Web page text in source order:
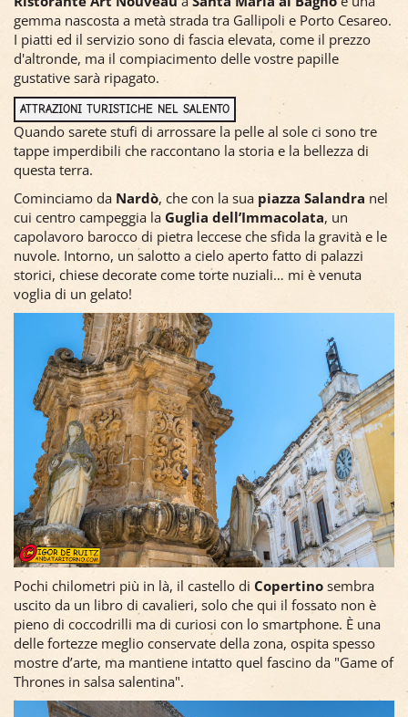
gemma nascosta a metà strada tra Gallipoli e Porto Cesareo.
I piatti ed il servizio sono di fascia elevata, come il prezzo
d'altronde, ma il compiacimento delle vostre papille
gustative sarà ripagato.
ATTRAZIONI TURISTICHE NEL SALENTO
Quando sarete stufi di arrossare la pelle al sole ci sono tre
tappe imperdibili che raccontano la storia e la bellezza di
questa terra.
Cominciamo da Nardò, che con la sua piazza Salandra nel
cui centro campeggia la Guglia dell’Immacolata, un
capolavoro barocco di pietra leccese che sfida la gravità e le
nuvole. Intorno, un salotto a cielo aperto fatto di palazzi
storici, chiese decorate come torte nuziali… mi è venuta
voglia di un gelato!
Pochi chilometri più in là, il castello di Copertino sembra
uscito da un libro di cavalieri, solo che qui il fossato non è
pieno di coccodrilli ma di curiosi con lo smartphone. È una
delle fortezze meglio conservate della zona, ospita spesso
mostre d’arte, ma mantiene intatto quel fascino da "Game of
Thrones in salsa salentina".